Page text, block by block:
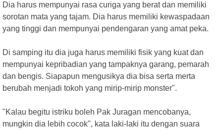
Dia harus mempunyai rasa curiga yang berat dan memiliki
sorotan mata yang tajam. Dia harus memiliki kewaspadaan
yang tinggi dan mempunyai pendengaran yang amat peka.
Di samping itu dia juga harus memiliki fisik yang kuat dan
mempunyai kepribadian yang tampaknya garang, pemarah
dan bengis. Siapapun mengusikya dia bisa serta merta
berubah menjadi tokoh yang mirip-mirip monster".
"Kalau begitu istriku boleh Pak Juragan mencobanya,
mungkin dia lebih cocok", kata laki-laki itu dengan suara